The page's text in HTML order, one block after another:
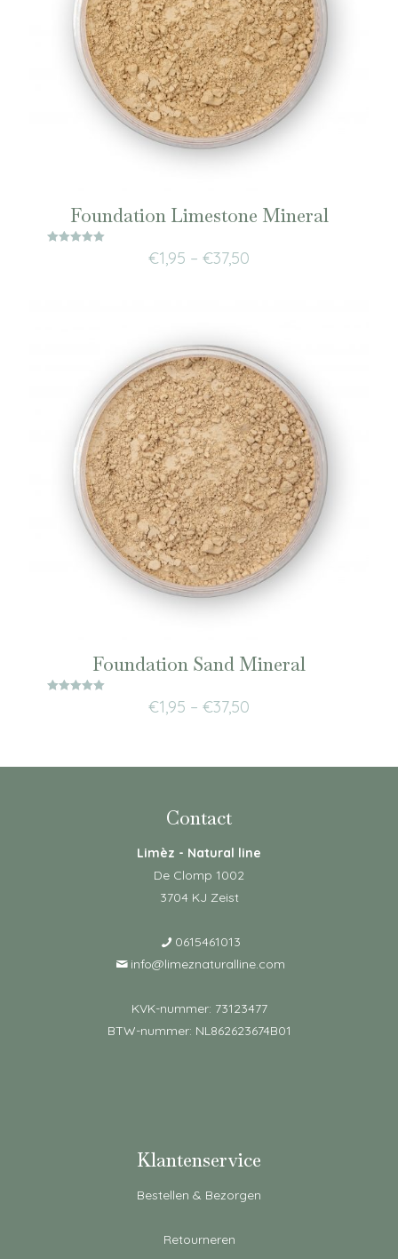
Foundation Limestone Mineral
€1,95 – €37,50
Foundation Sand Mineral
€1,95 – €37,50
Contact
Limèz - Natural line
De Clomp 1002
3704 KJ Zeist
0615461013
info@limeznaturalline.com
KVK-nummer: 73123477
BTW-nummer: NL862623674B01
Klantenservice
Bestellen & Bezorgen
Retourneren